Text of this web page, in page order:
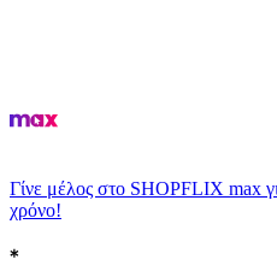
Γίνε μέλος στο SHOPFLIX max
χρόνο!